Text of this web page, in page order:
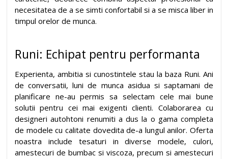
necesitatea de a se simti confortabil si a se misca liber in
timpul orelor de munca.
Runi: Echipat pentru performanta
Experienta, ambitia si cunostintele stau la baza Runi. Ani
de conversatii, luni de munca asidua si saptamani de
planificare ne-au permis sa selectam cele mai bune
solutii pentru cei mai exigenti clienti. Colaborarea cu
designeri autohtoni renumiti a dus la o gama completa
de modele cu calitate dovedita de-a lungul anilor. Oferta
noastra include tesaturi in diverse modele, culori,
amestecuri de bumbac si viscoza, precum si amestecuri